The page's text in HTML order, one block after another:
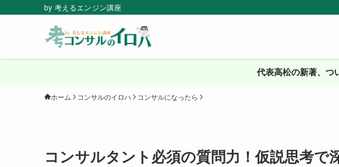
by 考えるエンジン講座
代表高松の新著、つ
ホーム コンサルのイロハ コンサルになったら
コンサルタント必須の質問力！仮説思考